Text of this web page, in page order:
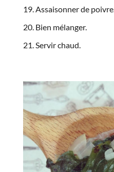
Assaisonner de poivre.
Bien mélanger.
Servir chaud.